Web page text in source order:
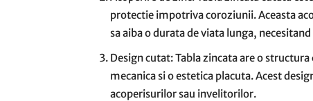
protectie impotriva coroziunii. Aceasta
sa aiba o durata de viata lunga,
Design cutat: Tabla zincata are o
mecanica si o estetica placuta. Acest
acoperisurilor sau invelitorilor.